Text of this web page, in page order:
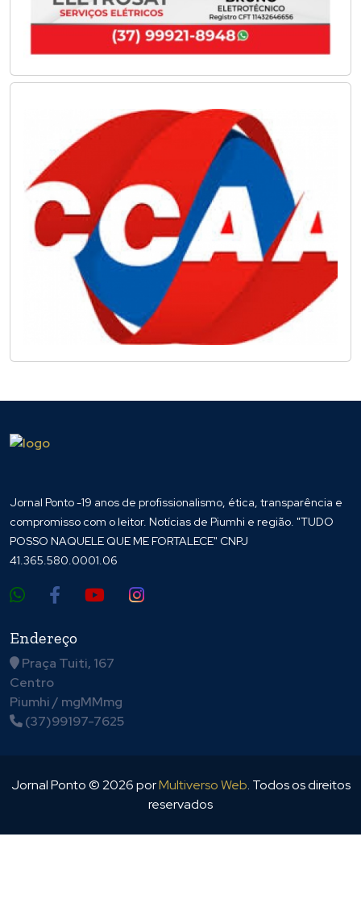
Jornal Ponto -19 anos de profissionalismo, ética, transparência e
compromisso com o leitor. Notícias de Piumhi e região. "TUDO
POSSO NAQUELE QUE ME FORTALECE" CNPJ
41.365.580.0001.06
Endereço
Praça Tuiti, 167
Centro
Piumhi / mgMMmg
(37)99197-7625
Jornal Ponto ©2026porMultiverso Web. Todos os direitos
reservados